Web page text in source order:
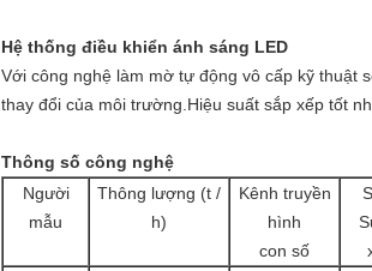
Hệ thống điều khiển ánh sáng LED
Với công nghệ làm mờ tự động vô cấp kỹ thuật
thay đổi của môi trường.Hiệu suất sắp xếp tốt
Thông số công nghệ
Người
mẫu
Thông lượng (t /
h)
Kênh truyền
hình
con số